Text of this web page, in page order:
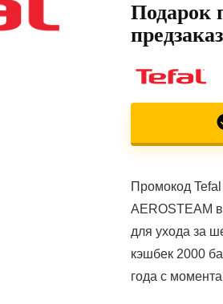
Подарок
Промокод
AEROSTEAM
для ухода за
кэшбек 2000
года с